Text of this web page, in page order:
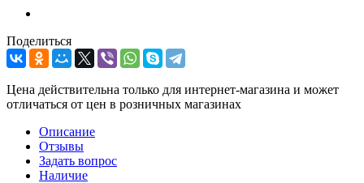
Поделиться
Цена действительна только для интернет-магазина и может
отличаться от цен в розничных магазинах
Описание
Отзывы
Задать вопрос
Наличие